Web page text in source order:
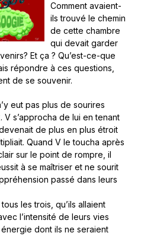
Comment avaient-
ils trouvé le chemin
de cette chambre
qui devait garder
Et ça ? Qu’est-ce-que
répondre à ces questions,
de se souvenir.
eut pas plus de sourires
s’approcha de lui en tenant
de plus en plus étroit
Quand V le toucha après
sur le point de rompre, il
à se maîtriser et ne sourit
passé dans leurs
les trois, qu’ils allaient
l’intensité de leurs vies
dont ils ne seraient